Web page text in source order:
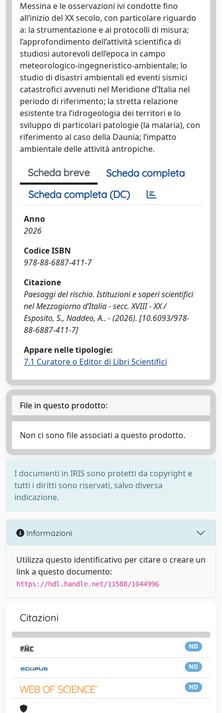
Messina e le osservazioni ivi condotte fino
all’inizio del XX secolo, con particolare riguardo
a: la strumentazione e ai protocolli di misura;
l’approfondimento dell’attività scientifica di
studiosi autorevoli dell’epoca in campo
meteorologico-ingegneristico-ambientale; lo
studio di disastri ambientali ed eventi sismici
catastrofici avvenuti nel Meridione d’Italia nel
periodo di riferimento; la stretta relazione
esistente tra l’idrogeologia dei territori e lo
sviluppo di particolari patologie (la malaria), con
riferimento al caso della Daunia; l’impatto
ambientale delle attività antropiche.
Scheda breve
Scheda completa
Scheda completa (DC)
Anno
2026
Codice ISBN
978-88-6887-411-7
Citazione
Paesaggi del rischio. Istituzioni e saperi scientifici
nel Mezzogiorno d’Italia - secc. XVIII - XX /
Esposito, S., Naddeo, A.. - (2026). [10.6093/978-
88-6887-411-7]
Appare nelle tipologie:
7.1 Curatore o Editor di Libri Scientifici
File in questo prodotto:
Non ci sono file associati a questo prodotto.
I documenti in IRIS sono protetti da copyright e
tutti i diritti sono riservati, salvo diversa
indicazione.
Informazioni
Utilizza questo identificativo per citare o creare un
link a questo documento:
https://hdl.handle.net/11588/1044996
Citazioni
ND
ND
ND